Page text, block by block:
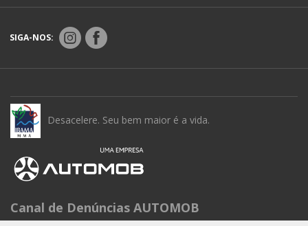
SIGA-NOS:
Desacelere. Seu bem maior é a vida.
Canal de Denúncias AUTOMOB